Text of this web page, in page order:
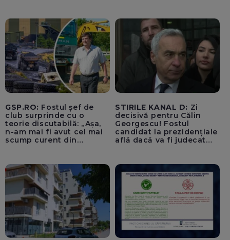
Înalta Curte de Casație și
Justiție de Adrian
Băzăvan și Asociația
„Lupii Tricolori”
GSP.RO: Fostul șef de
club surprinde cu o
teorie discutabilă: „Așa,
n-am mai fi avut cel mai
scump curent din
STIRILE KANAL D: Zi
decisivă pentru Călin
Georgescu! Fostul
candidat la prezidențiale
află dacă va fi judecat